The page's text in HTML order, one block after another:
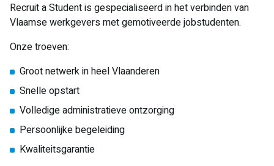
Recruit a Student is gespecialiseerd in het verbinden van
Vlaamse werkgevers met gemotiveerde jobstudenten.
Onze troeven:
Groot netwerk in heel Vlaanderen
Snelle opstart
Volledige administratieve ontzorging
Persoonlijke begeleiding
Kwaliteitsgarantie